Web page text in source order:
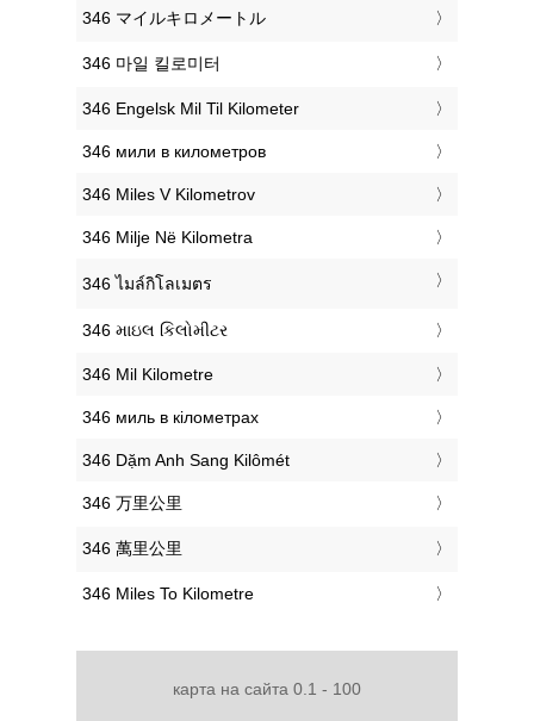
‎346 マイルキロメートル
‎346 마일 킬로미터
‎346 Engelsk Mil Til Kilometer
‎346 мили в километров
‎346 Miles V Kilometrov
‎346 Milje Në Kilometra
‎346 ไมล์กิโลเมตร
‎346 માઇલ કિલોમીટર
‎346 Mil Kilometre
‎346 миль в кілометрах
‎346 Dặm Anh Sang Kilômét
‎346 万里公里
‎346 萬里公里
‎346 Miles To Kilometre
карта на сайта 0.1 - 100